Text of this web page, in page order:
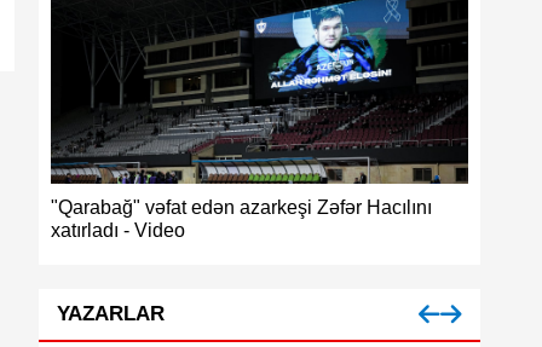
"Qarabağ" vəfat edən azarkeşi Zəfər Hacılını
xatırladı - Video
YAZARLAR